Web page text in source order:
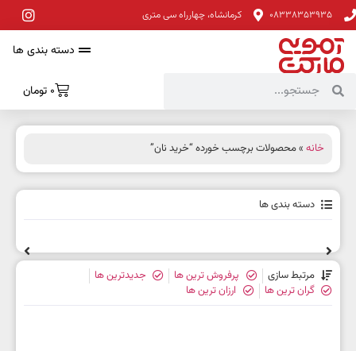
08338353935 کرمانشاه، چهارراه سی متری
دسته بندی ها
0 تومان
خانه » محصولات برچسب خورده “خرید نان”
دسته بندی ها
مرتبط سازی پرفروش ترین ها
جدیدترین ها
گران ترین ها
ارزان ترین ها